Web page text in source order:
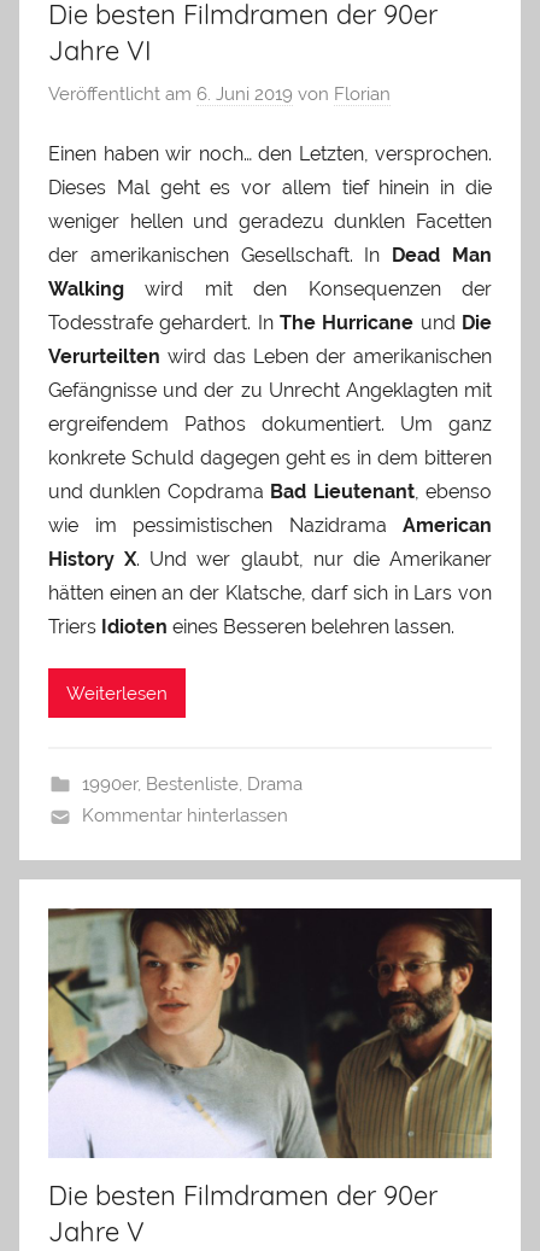
Die besten Filmdramen der 90er
Jahre VI
Veröffentlicht am 6. Juni 2019 von Florian
Einen haben wir noch… den Letzten, versprochen.
Dieses Mal geht es vor allem tief hinein in die
weniger hellen und geradezu dunklen Facetten
der amerikanischen Gesellschaft. In Dead Man
Walking wird mit den Konsequenzen der
Todesstrafe gehardert. In The Hurricane und Die
Verurteilten wird das Leben der amerikanischen
Gefängnisse und der zu Unrecht Angeklagten mit
ergreifendem Pathos dokumentiert. Um ganz
konkrete Schuld dagegen geht es in dem bitteren
und dunklen Copdrama Bad Lieutenant, ebenso
wie im pessimistischen Nazidrama American
History X. Und wer glaubt, nur die Amerikaner
hätten einen an der Klatsche, darf sich in Lars von
Triers Idioten eines Besseren belehren lassen.
Weiterlesen
1990er, Bestenliste, Drama
Kommentar hinterlassen
Die besten Filmdramen der 90er
Jahre V